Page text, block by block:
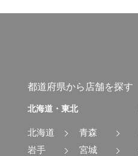
都道府県から店舗を探す
北海道・東北
北海道
青森
岩手
宮城